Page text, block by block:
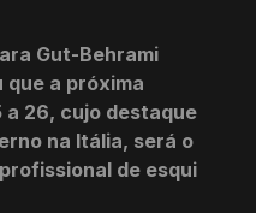
Gut-Behrami
a próxima
a 26, cujo destaque
na Itália, será o
de esqui